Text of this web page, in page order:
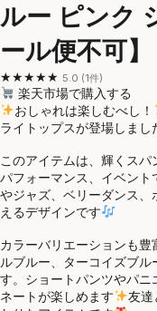
ルー ピンク
ール便不可】
★★★★★ 5.0 (1件)
楽天市場で購入する
おしゃれは楽しむべし！
ライトップスが登場しまし
このアイテムは、輝くス
パフォーマンス、イベント
やジャズ、ベリーダンス
えるデザインです
カラーバリエーションも
ルブルー、ターコイズブ
す。ショートパンツやパニ
ネートが楽しめます
友達